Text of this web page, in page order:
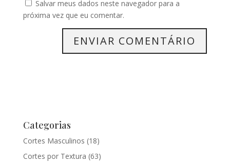
Salvar meus dados neste navegador para a
próxima vez que eu comentar.
Categorias
Cortes Masculinos (18)
Cortes por Textura (63)